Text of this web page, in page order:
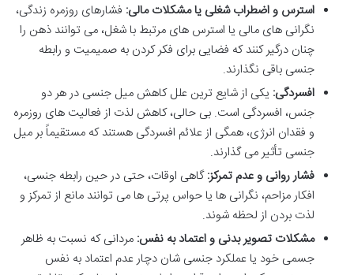
استرس و اضطراب شغلی یا مشکلات مالی: فشارهای روزمره زندگی،
نگرانی های مالی یا استرس های مرتبط با شغل، می توانند ذهن را
چنان درگیر کنند که فضایی برای فکر کردن به صمیمیت و رابطه
جنسی باقی نگذارند.
افسردگی: یکی از شایع ترین علل کاهش میل جنسی در هر دو
جنس، افسردگی است. بی حالی، کاهش لذت از فعالیت های روزمره
و فقدان انرژی، همگی از علائم افسردگی هستند که مستقیماً بر میل
جنسی تأثیر می گذارند.
فشار روانی و عدم تمرکز:گاهی اوقات، حتی در حین رابطه جنسی،
افکار مزاحم، نگرانی ها یا حواس پرتی ها می توانند مانع از تمرکز و
لذت بردن از لحظه شوند.
مشکلات تصویر بدنی و اعتماد به نفس: مردانی که نسبت به ظاهر
جسمی خود یا عملکرد جنسی شان دچار عدم اعتماد به نفس